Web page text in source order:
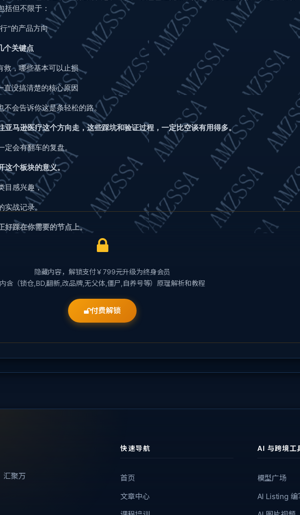
括但不限于：
”的产品方向
个关键点
救，哪些基本可以止损
直没搞清楚的核心原因
会告诉你这是条轻松的路。
亚马逊医疗这个方向走，这些踩坑和验证过程，一定比空谈有用得多。
定会有翻车的复盘。
这个板块的意义。
目感兴趣，
实战记录。
好踩在你需要的节点上。
隐藏内容，解锁支付￥799元升级为终身会员
内含（锁仓,BD,翻新,改品牌,无父体,僵尸,自养号等）原理解析和教程
付费解锁
汇聚万
快速导航
首页
文章中心
AI 与跨境工
模型广场
AI Listing 编